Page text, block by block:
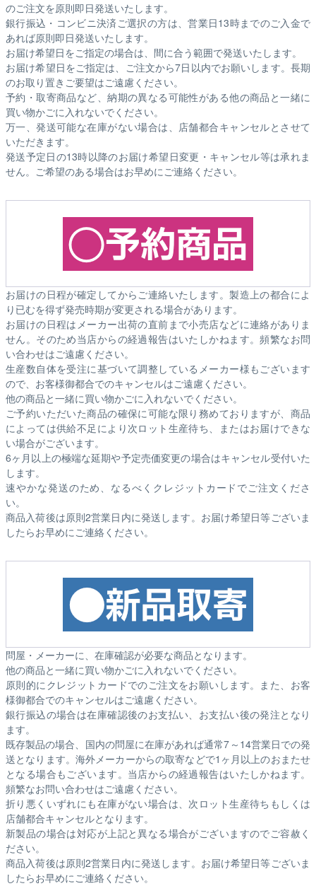
のご注文を原則即日発送いたします。
銀行振込・コンビニ決済ご選択の方は、営業日13時までのご入金で
あれば原則即日発送いたします。
お届け希望日をご指定の場合は、間に合う範囲で発送いたします。
お届け希望日をご指定は、ご注文から7日以内でお願いします。長期
のお取り置きご要望はご遠慮ください。
予約・取寄商品など、納期の異なる可能性がある他の商品と一緒に
買い物かごに入れないでください。
万一、発送可能な在庫がない場合は、店舗都合キャンセルとさせて
いただきます。
発送予定日の13時以降のお届け希望日変更・キャンセル等は承れま
せん。ご希望のある場合はお早めにご連絡ください。
お届けの日程が確定してからご連絡いたします。製造上の都合によ
り已むを得ず発売時期が変更される場合があります。
お届けの日程はメーカー出荷の直前まで小売店などに連絡がありま
せん。そのため当店からの経過報告はいたしかねます。頻繁なお問
い合わせはご遠慮ください。
生産数自体を受注に基づいて調整しているメーカー様もございます
ので、お客様御都合でのキャンセルはご遠慮ください。
他の商品と一緒に買い物かごに入れないでください。
ご予約いただいた商品の確保に可能な限り務めておりますが、商品
によっては供給不足により次ロット生産待ち、またはお届けできな
い場合がございます。
6ヶ月以上の極端な延期や予定売価変更の場合はキャンセル受付いた
します。
速やかな発送のため、なるべくクレジットカードでご注文くださ
い。
商品入荷後は原則2営業日内に発送します。お届け希望日等ございま
したらお早めにご連絡ください。
問屋・メーカーに、在庫確認が必要な商品となります。
他の商品と一緒に買い物かごに入れないでください。
原則的にクレジットカードでのご注文をお願いします。また、お客
様御都合でのキャンセルはご遠慮ください。
銀行振込の場合は在庫確認後のお支払い、お支払い後の発注となり
ます。
既存製品の場合、国内の問屋に在庫があれば通常7～14営業日での発
送となります。海外メーカーからの取寄などで1ヶ月以上のおまたせ
となる場合もございます。 当店からの経過報告はいたしかねます。
頻繁なお問い合わせはご遠慮ください。
折り悪くいずれにも在庫がない場合は、次ロット生産待ちもしくは
店舗都合キャンセルとなります。
新製品の場合は対応が上記と異なる場合がございますのでご容赦く
ださい。
商品入荷後は原則2営業日内に発送します。お届け希望日等ございま
したらお早めにご連絡ください。